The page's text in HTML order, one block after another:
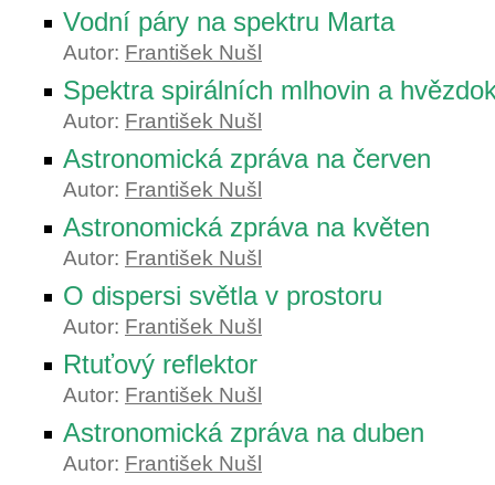
Vodní páry na spektru Marta
Autor: František Nušl
Spektra spirálních mlhovin a
Autor: František Nušl
Astronomická zpráva na červen
Autor: František Nušl
Astronomická zpráva na květen
Autor: František Nušl
O dispersi světla v prostoru
Autor: František Nušl
Rtuťový reflektor
Autor: František Nušl
Astronomická zpráva na duben
Autor: František Nušl